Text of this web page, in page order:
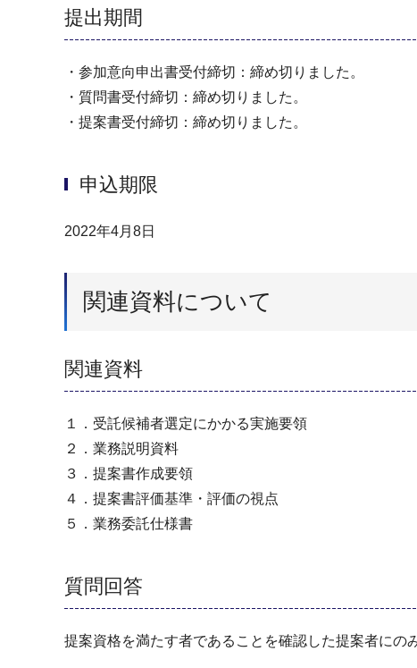
提出期間
・参加意向申出書受付締切：締め切りました。
・質問書受付締切：締め切りました。
・提案書受付締切：締め切りました。
申込期限
2022年4月8日
関連資料について
関連資料
１．受託候補者選定にかかる実施要領
２．業務説明資料
３．提案書作成要領
４．提案書評価基準・評価の視点
５．業務委託仕様書
質問回答
提案資格を満たす者であることを確認した提案者にの